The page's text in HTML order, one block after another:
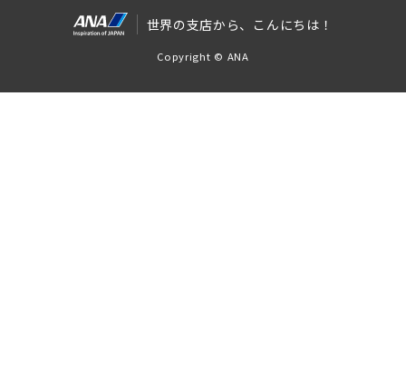
世界の支店から、こんにちは！
Copyright © ANA